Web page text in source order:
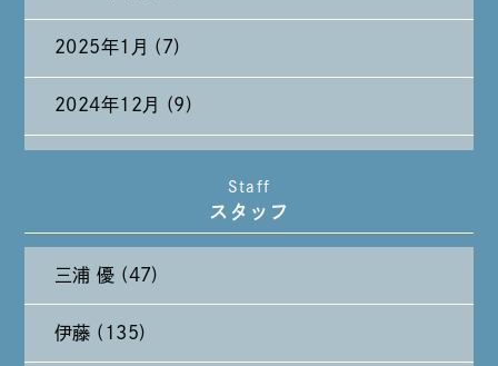
2025年1月 (7)
2024年12月 (9)
2024年9月 (11)
2024年8月 (11)
Staff
スタッフ
三浦 優 (47)
伊藤 (135)